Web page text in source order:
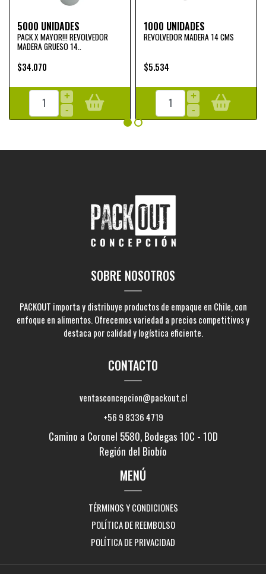
5000 UNIDADES
PACK X MAYOR!!! REVOLVEDOR
MADERA GRUESO 14..
$34.070
+
-
1000 UNIDADES
REVOLVEDOR MADERA 14 CMS
$5.534
+
-
SOBRE NOSOTROS
PACKOUT importa y distribuye productos de empaque en Chile, con
enfoque en alimentos. Ofrecemos variedad a precios competitivos y
destaca por calidad y logística eficiente.
CONTACTO
ventasconcepcion@packout.cl
+56 9 8336 4719
Camino a Coronel 5580, Bodegas 10C - 10D
Región del Biobío
MENÚ
TÉRMINOS Y CONDICIONES
POLÍTICA DE REEMBOLSO
POLÍTICA DE PRIVACIDAD